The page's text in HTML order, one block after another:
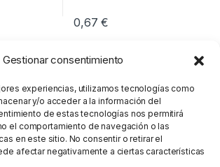
Gestionar consentimiento
experiencias, utilizamos tecnologías como
y/o acceder a la información del
de estas tecnologías nos permitirá
el comportamiento de navegación o las
en este sitio. No consentir o retirar el
afectar negativamente a ciertas características
0,67€